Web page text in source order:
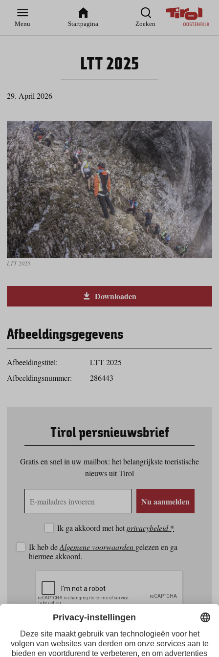
Hauptnavigation
Inhaltsbereich
Menu Startpagina Zoeken
LTT 2025
29. April 2026
LTT 2025
Downloaden
Afbeeldingsgegevens
Afbeeldingstitel:
LTT 2025
Afbeeldingsnummer:
286443
Tirol persnieuwsbrief
Gratis en snel in uw mailbox: het belangrijkste toeristische
nieuws uit Tirol
mailadres
Nu aanmelden
Ik ga akkoord met hetprivacybeleid*
Ik heb deAlgemene voorwaarden gelezen en ga
hiermee akkoord.